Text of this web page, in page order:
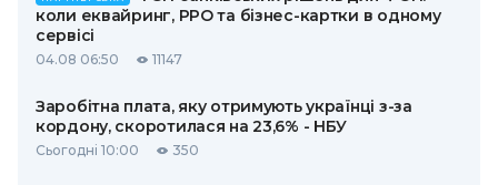
коли еквайринг, РРО та бізнес-картки в одному
сервісі
04.08 06:50 11147
Заробітна плата, яку отримують українці з-за
кордону, скоротилася на 23,6% - НБУ
Сьогодні 10:00 350